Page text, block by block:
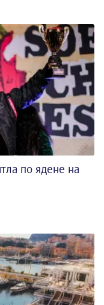
по ядене на